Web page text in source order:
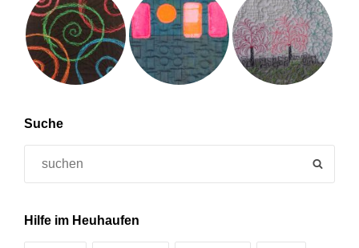
Suche
Hilfe im Heuhaufen